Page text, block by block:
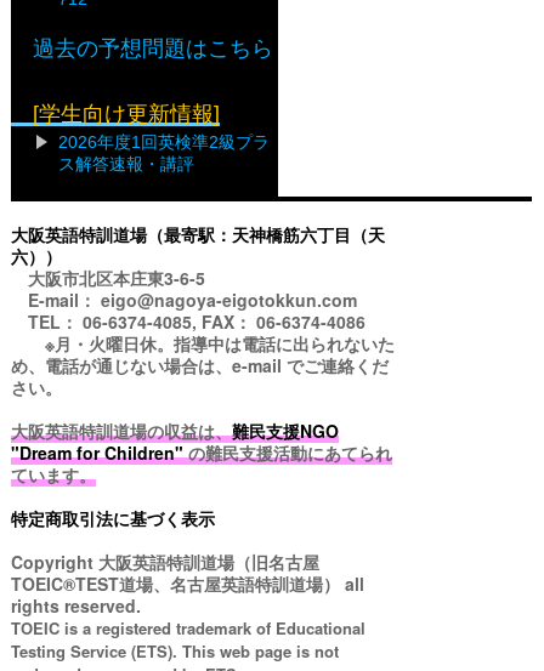
過去の予想問題はこちら
[学生向け更新情報]
2026年度1回英検準2級プラ
ス解答速報・講評
大阪英語特訓道場（最寄駅：天神橋筋六丁目（天
六））
大阪市北区本庄東3-6-5
E-mail： eigo@nagoya-eigotokkun.com
TEL： 06-6374-4085, FAX： 06-6374-4086
※月・火曜日休。指導中は電話に出られないた
め、電話が通じない場合は、e-mail でご連絡くだ
さい。
大阪英語特訓道場の収益は、難民支援NGO
"Dream for Children"の難民支援活動にあてられ
ています。
特定商取引法に基づく表示
Copyright 大阪英語特訓道場（旧名古屋
TOEIC®TEST道場、名古屋英語特訓道場） all
rights reserved.
TOEIC is a registered trademark of Educational
Testing Service (ETS). This web page is not